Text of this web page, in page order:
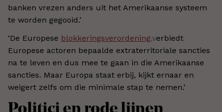
banken vrezen anders uit het Amerikaanse systeem
te worden gegooid.’
‘De Europese blokkeringsverordening,verbiedt
Europese actoren bepaalde extraterritoriale sancties
na te leven en dus mee te gaan in die Amerikaanse
sancties. Maar Europa staat erbij, kijkt ernaar en
weigert zelfs om die minimale stap te nemen.’